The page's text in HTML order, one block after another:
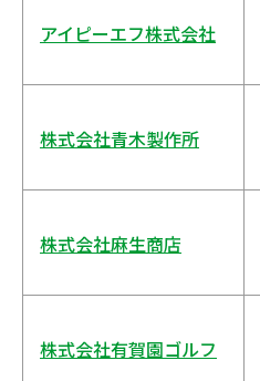
アイピーエフ株式会社
株式会社青木製作所
株式会社麻生商店
株式会社有賀園ゴルフ